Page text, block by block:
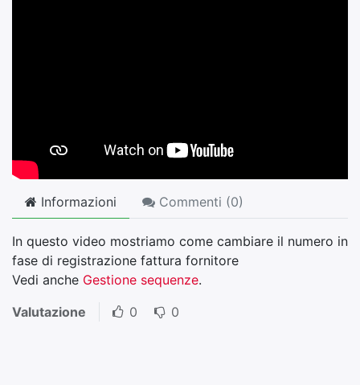
Informazioni Commenti (0)
In questo video mostriamo come cambiare il numero in
fase di registrazione fattura fornitore
Vedi anche Gestione sequenze.
Valutazione
0 0